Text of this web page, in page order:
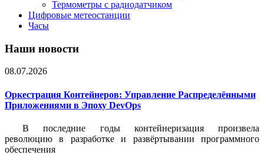
Термометры с радиодатчиком
Цифровые метеостанции
Часы
Наши новости
08.07.2026
Оркестрация Контейнеров: Управление Распределёнными
Приложениями в Эпоху DevOps
В последние годы контейнеризация произвела
революцию в разработке и развёртывании программного
обеспечения